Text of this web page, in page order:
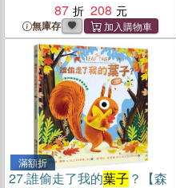
87
208
無庫存
滿額折
27.誰偷走了我的葉子 ？【森